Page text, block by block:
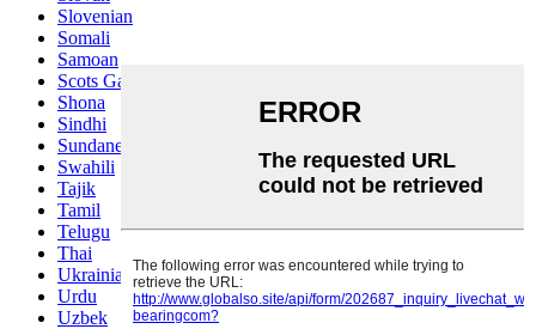
Slovenian
Somali
Samoan
Scots Gaelic
Shona
Sindhi
Sundanese
Swahili
Tajik
Tamil
Telugu
Thai
Ukrainian
Urdu
Uzbek